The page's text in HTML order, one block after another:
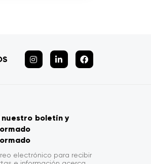
boletín y
electrónico para recibir